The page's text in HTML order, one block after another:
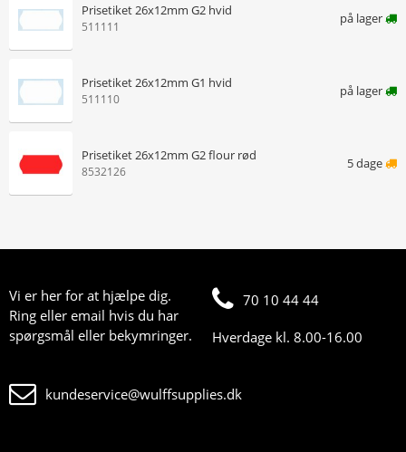
Prisetiket 26x12mm G2 hvid
511111
på lager
Prisetiket 26x12mm G1 hvid
511110
på lager
Prisetiket 26x12mm G2 flour rød
8532126
5 dage
Vi er her for at hjælpe dig.
Ring eller email hvis du har
spørgsmål eller bekymringer.
70 10 44 44
Hverdage kl. 8.00-16.00
kundeservice@wulffsupplies.dk